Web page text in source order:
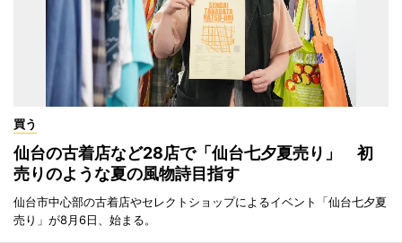
買う
仙台の古着店など28店で「仙台七夕夏売り」 初
売りのような夏の風物詩目指す
仙台市中心部の古着店やセレクトショップによるイベント「仙台七夕夏
売り」が8月6日、始まる。